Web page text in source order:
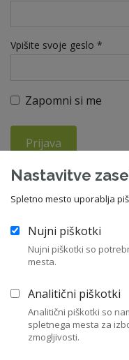
Vpišite svoje geslo *
Zapomni si me
Prijava
Ste pozabili geslo?
V kolikor še niste član
izkoristite vse
Nastavitve
Spletno mesto uporablja
Nujni piškotki
Nujni piškotki so
mesta.
Analitični piškotki
Analitični piškotki so
spletnega mesta za
zmogljivosti.